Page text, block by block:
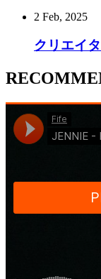
2 Feb, 2025
クリエイ